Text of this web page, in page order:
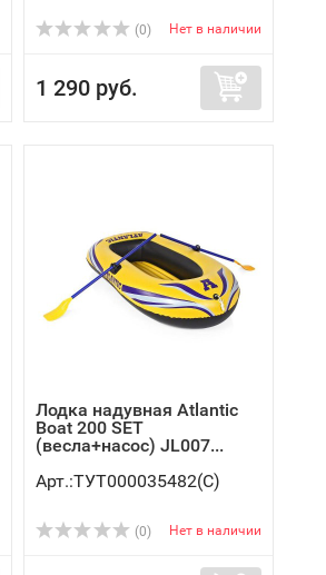
(0) Нет в наличии
1 290 руб.
Лодка надувная Atlantic
Boat 200 SET
(весла+насос) JL007...
Арт.:ТУТ000035482(C)
(0) Нет в наличии